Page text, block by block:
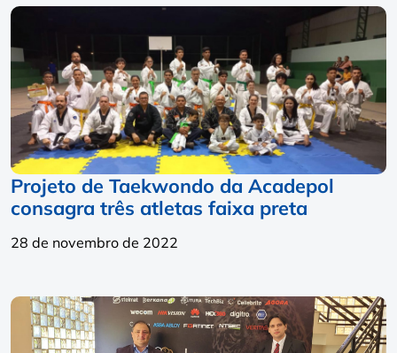
Projeto de Taekwondo da Acadepol
consagra três atletas faixa preta
28 de novembro de 2022